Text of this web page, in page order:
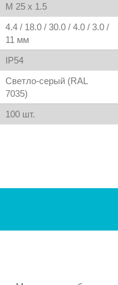
M 25 x 1.5
4.4 / 18.0 / 30.0 / 4.0 / 3.0 /
11 мм
IP54
Светло-серый (RAL
7035)
100 шт.